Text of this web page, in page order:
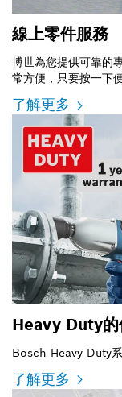
線上零件服務
博世為您提供可靠的
常方便，只要按一下
了解更多
Heavy Duty的
Bosch Heavy Duty系
了解更多